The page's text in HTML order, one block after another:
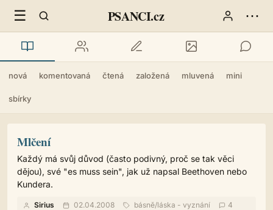
☰ PSANCI.cz ⋯
nová komentovaná čtená založená mluvená mini
sbírky
Mlčení
Každý má svůj důvod (často podivný, proč se tak věci
dějou), své "es muss sein", jak už napsal Beethoven nebo
Kundera.
Sirius 02.04.2008 básně/láska - vyznání
4